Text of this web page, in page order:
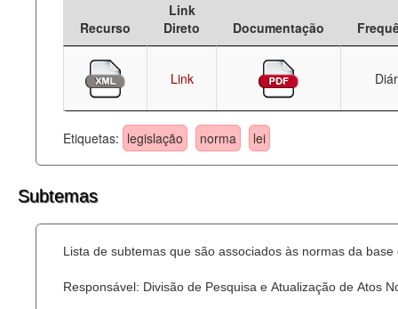
Recurso
Link
Direto
Documentação
Link
Etiquetas: legislação norma lei
Subtemas
Lista de subtemas que são associados às normas da
Responsável: Divisão de Pesquisa e Atualização de Atos